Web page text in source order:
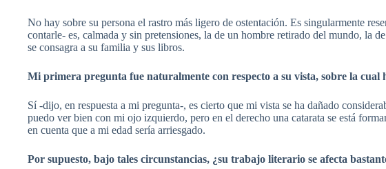
No hay sobre su persona el rastro más ligero de ostentación. Es singularmente
contarle- es, calmada y sin pretensiones, la de un hombre retirado del mundo, la
se consagra a su familia y sus libros.
Mi primera pregunta fue naturalmente con respecto a su vista, sobre la
Sí -dijo, en respuesta a mi pregunta-, es cierto que mi vista se ha dañado
puedo ver bien con mi ojo izquierdo, pero en el derecho una catarata se está
en cuenta que a mi edad sería arriesgado.
Por supuesto, bajo tales circunstancias, ¿su trabajo literario se afecta